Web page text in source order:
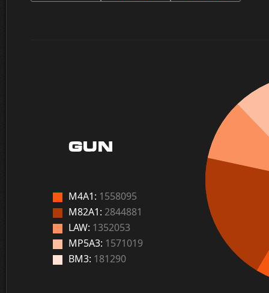
GUN
M4A1: 1558095
M82A1: 2844881
LAW: 1352053
MP5A3: 1571019
BM3: 181290